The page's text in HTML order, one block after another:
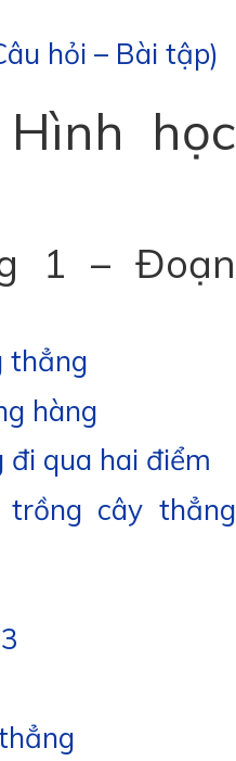
hỏi – Bài tập)
học
1 – Đoạn
thẳng
hàng
qua hai điểm
cây thẳng